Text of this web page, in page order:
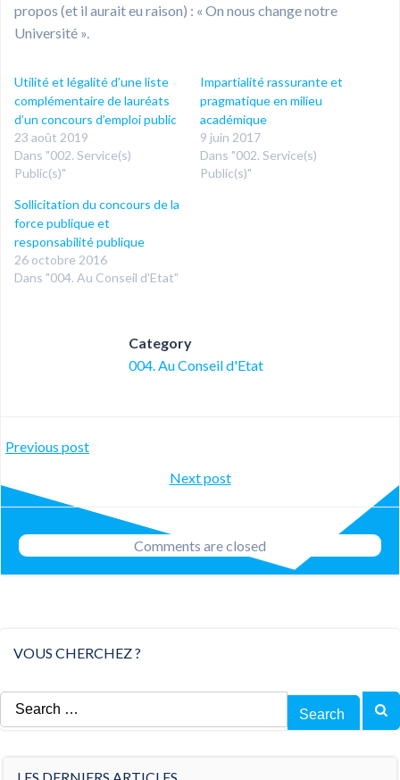
propos (et il aurait eu raison) : « On nous change notre
Université ».
Utilité et légalité d’une liste
complémentaire de lauréats
d’un concours d’emploi public
23 août 2019
Dans "002. Service(s)
Public(s)"
Impartialité rassurante et
pragmatique en milieu
académique
9 juin 2017
Dans "002. Service(s)
Public(s)"
Sollicitation du concours de la
force publique et
responsabilité publique
26 octobre 2016
Dans "004. Au Conseil d'Etat"
Category
004. Au Conseil d'Etat
Post
navigation
Previous post
Post
navigation
Next post
Comments are closed
VOUS CHERCHEZ ?
Search
for: